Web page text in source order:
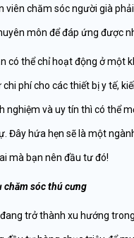
viên chăm sóc người già
môn để đáp ứng được
có thể chỉ hoạt động ở một
phí cho các thiết bị y tế,
nghiệm và uy tín thì có thể
Đây hứa hẹn sẽ là một
mà bạn nên đầu tư đó!
chăm sóc thú cưng
trở thành xu hướng